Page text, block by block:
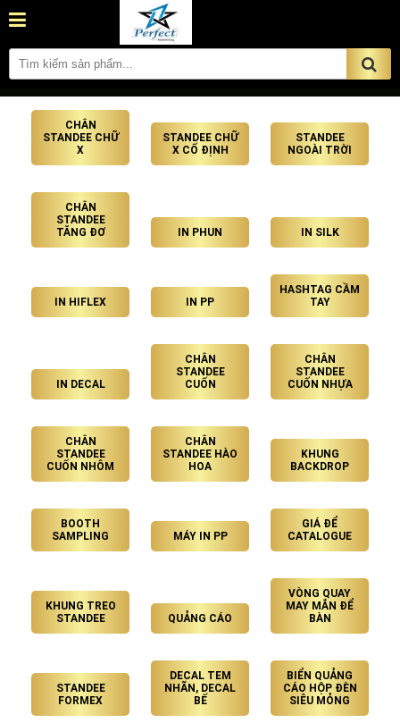
CHÂN
STANDEE CHỮ
X
STANDEE CHỮ
X CỐ ĐỊNH
STANDEE
NGOÀI TRỜI
CHÂN
STANDEE
TĂNG ĐƠ
IN PHUN IN SILK
IN HIFLEX IN PP
HASHTAG CẦM
TAY
IN DECAL
CHÂN
STANDEE
CUỐN
CHÂN
STANDEE
CUỐN NHỰA
CHÂN
STANDEE
CUỐN NHÔM
CHÂN
STANDEE HÀO
HOA
KHUNG
BACKDROP
BOOTH
SAMPLING
MÁY IN PP
GIÁ ĐỂ
CATALOGUE
KHUNG TREO
STANDEE
QUẢNG CÁO
VÒNG QUAY
MAY MẮN ĐỂ
BÀN
STANDEE
FORMEX
DECAL TEM
NHÃN, DECAL
BẾ
BIỂN QUẢNG
CÁO HỘP ĐÈN
SIÊU MỎNG